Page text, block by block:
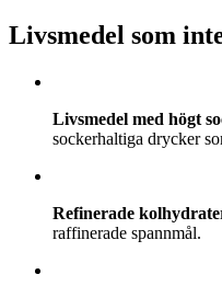
Livsmedel som
Livsmedel med högt
sockerhaltiga drycker
Refinerade
raffinerade spannmål.